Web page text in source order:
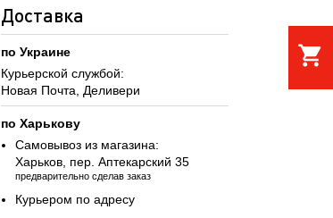
Доставка
по Украине
Курьерской службой:
Новая Почта, Деливери
по Харькову
Самовывоз из магазина:
Харьков, пер. Аптекарский 35
предварительно сделав заказ
Курьером по адресу
shopping_cart